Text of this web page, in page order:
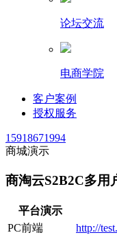
论坛交流
电商学院
客户案例
授权服务
15918671994
商城演示
商淘云S2B2C多用
平台演示
PC前端
http://